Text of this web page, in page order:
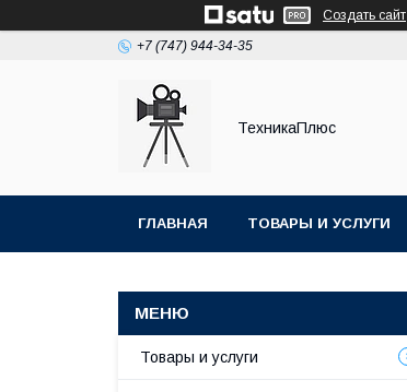
Создать сайт
+7 (747) 944-34-35
ТехникаПлюс
ГЛАВНАЯ ТОВАРЫ И УСЛУГИ
Товары и услуги